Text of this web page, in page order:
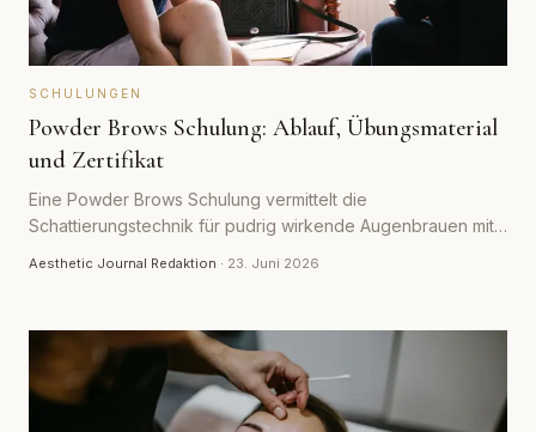
SCHULUNGEN
Powder Brows Schulung: Ablauf, Übungsmaterial
und Zertifikat
Eine Powder Brows Schulung vermittelt die
Schattierungstechnik für pudrig wirkende Augenbrauen mit
Aesthetic Journal Redaktion · 23. Juni 2026